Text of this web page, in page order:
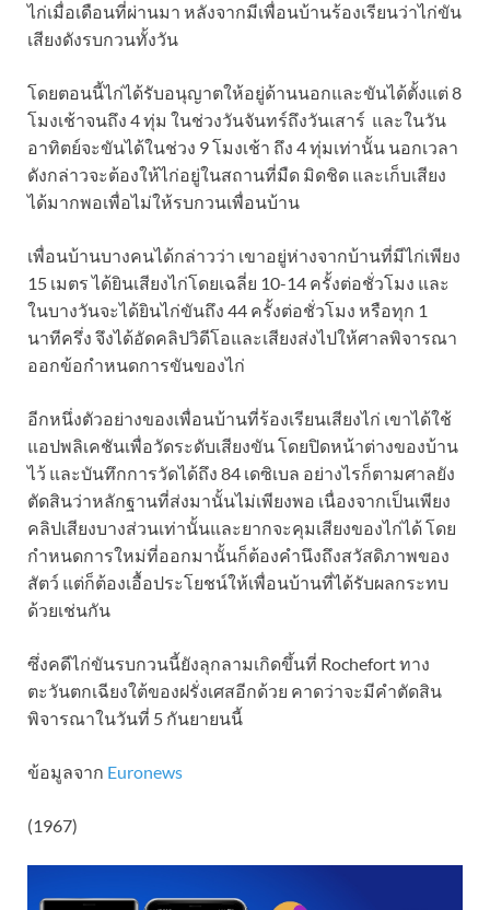
ไก่เมื่อเดือนที่ผ่านมา หลังจากมีเพื่อนบ้านร้องเรียนว่าไก่ขัน
เสียงดังรบกวนทั้งวัน
โดยตอนนี้ไก่ได้รับอนุญาตให้อยู่ด้านนอกและขันได้ตั้งแต่ 8
โมงเช้าจนถึง 4 ทุ่ม ในช่วงวันจันทร์ถึงวันเสาร์ และในวัน
อาทิตย์จะขันได้ในช่วง 9 โมงเช้า ถึง 4 ทุ่มเท่านั้น นอกเวลา
ดังกล่าวจะต้องให้ไก่อยู่ในสถานที่มืด มิดชิด และเก็บเสียง
ได้มากพอเพื่อไม่ให้รบกวนเพื่อนบ้าน
เพื่อนบ้านบางคนได้กล่าวว่า เขาอยู่ห่างจากบ้านที่มีไก่เพียง
15 เมตร ได้ยินเสียงไก่โดยเฉลี่ย 10-14 ครั้งต่อชั่วโมง และ
ในบางวันจะได้ยินไก่ขันถึง 44 ครั้งต่อชั่วโมง หรือทุก 1
นาทีครึ่ง จึงได้อัดคลิปวิดีโอและเสียงส่งไปให้ศาลพิจารณา
ออกข้อกำหนดการขันของไก่
อีกหนึ่งตัวอย่างของเพื่อนบ้านที่ร้องเรียนเสียงไก่ เขาได้ใช้
แอปพลิเคชันเพื่อวัดระดับเสียงขัน โดยปิดหน้าต่างของบ้าน
ไว้ และบันทึกการวัดได้ถึง 84 เดซิเบล อย่างไรก็ตามศาลยัง
ตัดสินว่าหลักฐานที่ส่งมานั้นไม่เพียงพอ เนื่องจากเป็นเพียง
คลิปเสียงบางส่วนเท่านั้นและยากจะคุมเสียงของไก่ได้ โดย
กำหนดการใหม่ที่ออกมานั้นก็ต้องคำนึงถึงสวัสดิภาพของ
สัตว์ แต่ก็ต้องเอื้อประโยชน์ให้เพื่อนบ้านที่ได้รับผลกระทบ
ด้วยเช่นกัน
ซึ่งคดีไก่ขันรบกวนนี้ยังลุกลามเกิดขึ้นที่ Rochefort ทาง
ตะวันตกเฉียงใต้ของฝรั่งเศสอีกด้วย คาดว่าจะมีคำตัดสิน
พิจารณาในวันที่ 5 กันยายนนี้
ข้อมูลจาก Euronews
(1967)